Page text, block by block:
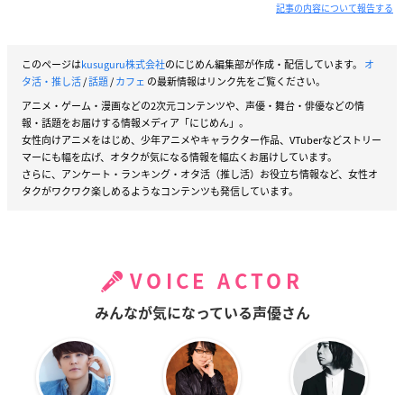
記事の内容について報告する
このページはkusuguru株式会社のにじめん編集部が作成・配信しています。 オ
タ活・推し活/話題/カフェ の最新情報はリンク先をご覧ください。
アニメ・ゲーム・漫画などの2次元コンテンツや、声優・舞台・俳優などの情
報・話題をお届けする情報メディア「にじめん」。
女性向けアニメをはじめ、少年アニメやキャラクター作品、VTuberなどストリー
マーにも幅を広げ、オタクが気になる情報を幅広くお届けしています。
さらに、アンケート・ランキング・オタ活（推し活）お役立ち情報など、女性オ
タクがワクワク楽しめるようなコンテンツも発信しています。
VOICE ACTOR
みんなが気になっている声優さん